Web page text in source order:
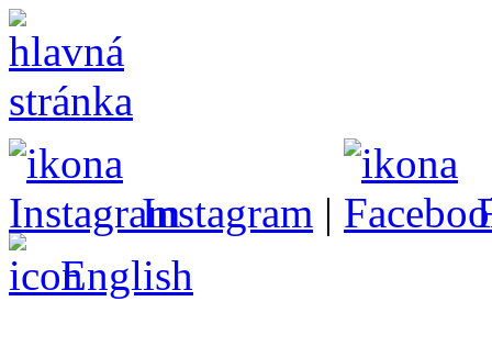
Instagram |
English